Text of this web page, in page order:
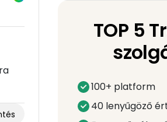
TOP 5
100+ platform
40 lenyűgöző